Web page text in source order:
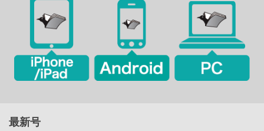
最新号